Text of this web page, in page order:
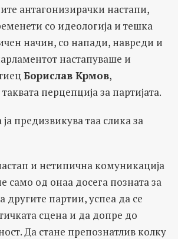
антагонизирачки настапи,
со идеологија и тешка
начин, со напади, навреди и
настапуваше и
Борислав Крмов,
таквата перцепција за партијата.
предизвикува таа слика за
и нетипична комуникација
само од онаа досега позната за
другите партии, успеа да се
сцена и да допре до
Да стане препознатлив колку